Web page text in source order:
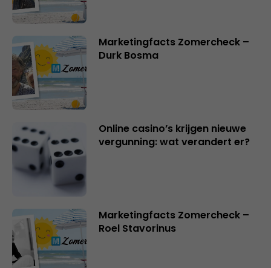
Marketingfacts Zomercheck –
Durk Bosma
Online casino’s krijgen nieuwe
vergunning: wat verandert er?
Marketingfacts Zomercheck –
Roel Stavorinus